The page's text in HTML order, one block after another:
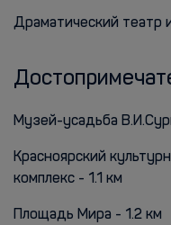
Драматический театр
Музей-усадьба
Красноярский
комплекс - 1.1 км
Площадь Мира - 1.2 км